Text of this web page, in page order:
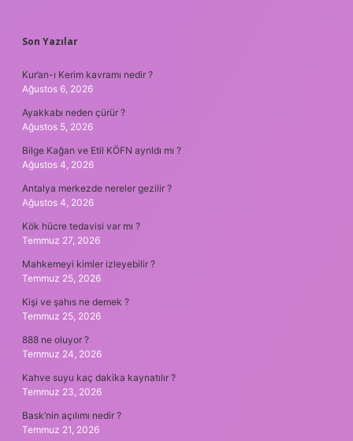
SIDEBAR
Son Yazılar
Kur’an-ı Kerim kavramı nedir ?
Ağustos 6, 2026
Ayakkabı neden çürür ?
Ağustos 5, 2026
Bilge Kağan ve Etil KÖFN ayrıldı mı ?
Ağustos 4, 2026
Antalya merkezde nereler gezilir ?
Ağustos 4, 2026
Kök hücre tedavisi var mı ?
Temmuz 27, 2026
Mahkemeyi kimler izleyebilir ?
Temmuz 25, 2026
Kişi ve şahıs ne demek ?
Temmuz 25, 2026
888 ne oluyor ?
Temmuz 24, 2026
Kahve suyu kaç dakika kaynatılır ?
Temmuz 23, 2026
Bask’nin açılımı nedir ?
Temmuz 21, 2026